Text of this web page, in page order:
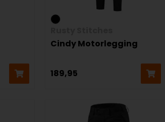
Cindy Motorlegging
189,95